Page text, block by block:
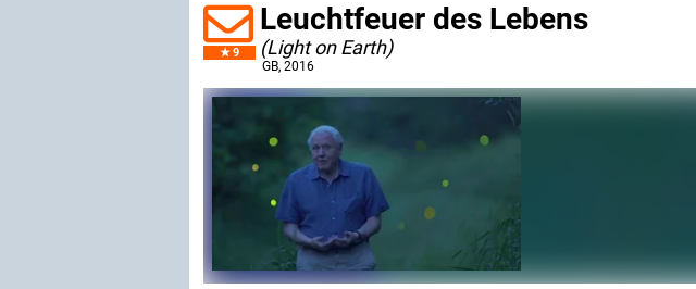
9
Leuchtfeuer des Lebens
(Light on Earth)
GB, 2016